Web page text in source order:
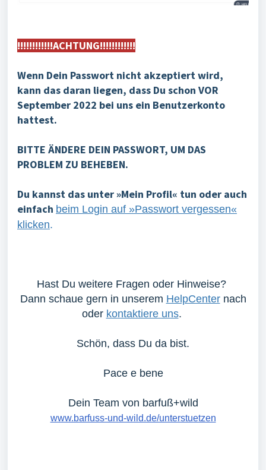
!!!!!!!!!!!!ACHTUNG!!!!!!!!!!!!
Wenn Dein Passwort nicht akzeptiert wird,
kann das daran liegen, dass Du schon VOR
September 2022 bei uns ein Benutzerkonto
hattest.
BITTE ÄNDERE DEIN PASSWORT, UM DAS
PROBLEM ZU BEHEBEN.
Du kannst das unter »Mein Profil« tun oder auch
einfach beim Login auf »Passwort vergessen«
klicken.
Hast Du weitere Fragen oder Hinweise?
Dann schaue gern in unserem HelpCenternach
oder kontaktiere uns.
Schön, dass Du da bist.
Pace e bene
Dein Team von barfuß+wild
www.barfuss-und-wild.de/unterstuetzen